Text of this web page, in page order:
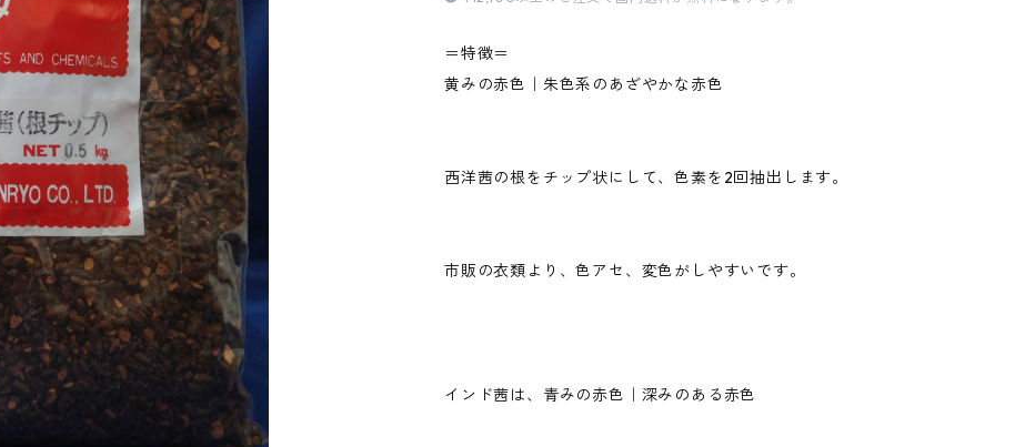
＝特徴＝
黄みの赤色｜朱色系のあざやかな赤色
西洋茜の根をチップ状にして、色素を2回抽出します。
市販の衣類より、色アセ、変色がしやすいです。
インド茜は、青みの赤色｜深みのある赤色